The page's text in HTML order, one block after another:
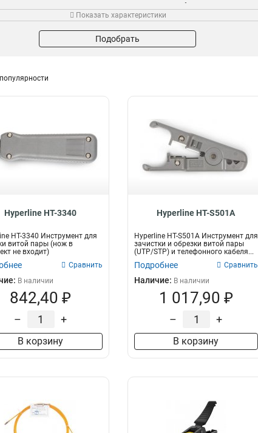
4 Камера 1
Тележка 4
Канализация
УЗК 21
4 10P10C 1
Тип кабеля
UTP/STP 2
Калибр
Показать характеристики
Подобрать
популярности
Hyperline HT-3340
HT-3340 Инструмент для
витой пары (нож в
не входит)
Сравнить
В наличии
842,40 ₽
– +
В корзину
Hyperline HT-S501A
Hyperline HT-S501A Инструмент для
зачистки и обрезки витой пары
(UTP/STP) и телефонного кабеля...
Подробнее Сравнить
Наличие: В наличии
1 017,90 ₽
– +
В корзину